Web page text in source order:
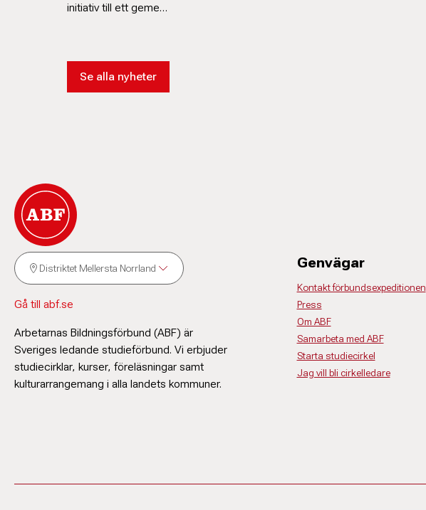
initiativ till ett geme…
Se alla nyheter
Distriktet Mellersta Norrland
Gå till abf.se
Arbetarnas Bildningsförbund (ABF) är
Sveriges ledande studieförbund. Vi erbjuder
studiecirklar, kurser, föreläsningar samt
kulturarrangemang i alla landets kommuner.
Genvägar
Kontakt förbundsexpeditionen
Press
Om ABF
Samarbeta med ABF
Starta studiecirkel
Jag vill bli cirkelledare